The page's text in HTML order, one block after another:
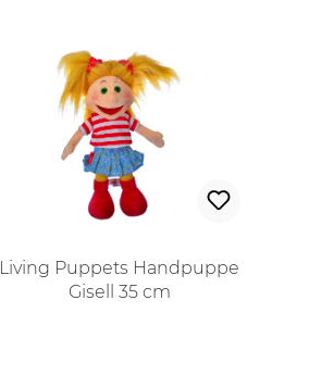
Living Puppets Handpuppe
Gisell 35 cm